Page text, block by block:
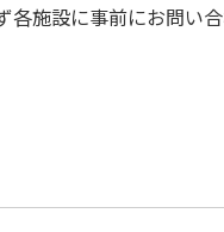
各施設に事前にお問い合